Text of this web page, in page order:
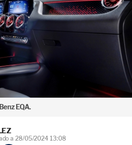
EQA.
a 28/05/2024 13:08